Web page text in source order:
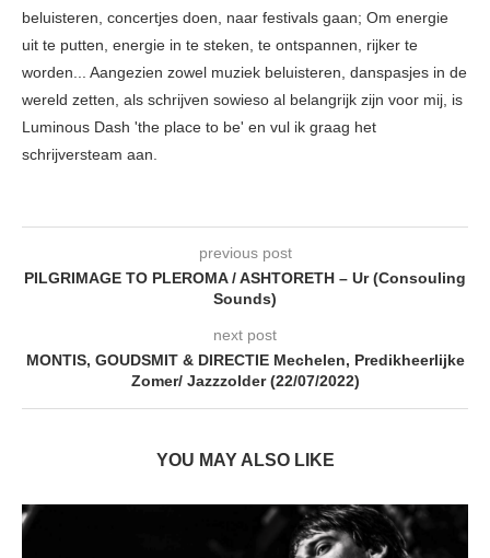
beluisteren, concertjes doen, naar festivals gaan; Om energie
uit te putten, energie in te steken, te ontspannen, rijker te
worden... Aangezien zowel muziek beluisteren, danspasjes in de
wereld zetten, als schrijven sowieso al belangrijk zijn voor mij, is
Luminous Dash 'the place to be' en vul ik graag het
schrijversteam aan.
previous post
PILGRIMAGE TO PLEROMA / ASHTORETH – Ur (Consouling
Sounds)
next post
MONTIS, GOUDSMIT & DIRECTIE Mechelen, Predikheerlijke
Zomer/ Jazzzolder (22/07/2022)
YOU MAY ALSO LIKE